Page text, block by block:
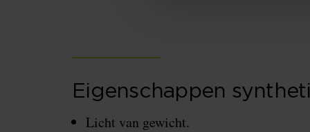
Eigenschappen
Licht van gewicht.